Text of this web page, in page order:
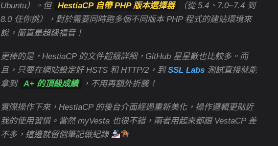
Ubuntu）。但
HestiaCP 自帶 PHP 版本選擇器
（從 5.4、7.0~7.4 到
8.0 任你挑），對於需要同時跑多個不同版本 PHP 程式的建站環境來
說，簡直是超級福音！
更棒的是，HestiaCP 的文件超級詳細，GitHub 星星數也比較多。而
且，只要在網站設定好 HSTS 和 HTTP/2，到SSL Labs測試直接就能
拿到 A+ 的頂級成績 ，不用再額外折騰！
實際操作下來，HestiaCP 的後台介面經過重新美化，操作邏輯更貼近
我的使用習慣。當然 myVesta 也很不錯，兩者用起來都跟 VestaCP 差
不多，這邊就留個筆記做紀錄